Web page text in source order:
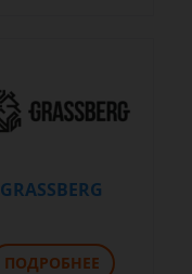
GRASSBERG
ПОДРОБНЕЕ